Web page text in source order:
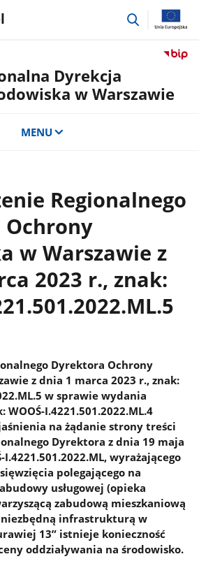
przejdź
Dyrekcja
w Warszawie
MENU
Regionalnego
w Warszawie z
2023 r., znak:
Dyrektora Ochrony
z dnia 1 marca 2023 r., znak:
w sprawie wydania
I.4221.501.2022.ML.4
na żądanie strony treści
Dyrektora z dnia 19 maja
I.4221.501.2022.ML, wyrażającego
polegającego na
usługowej (opieka
zabudową mieszkaniową
infrastrukturą w
13” istnieje konieczność
oddziaływania na środowisko.